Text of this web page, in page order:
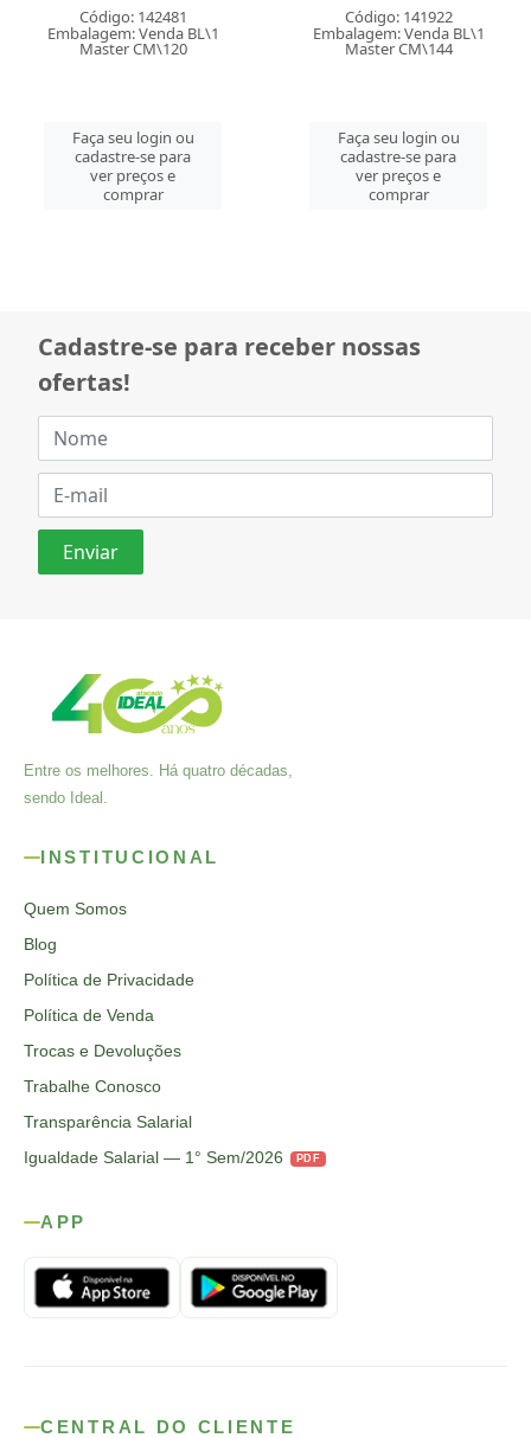
Código: 142481
Embalagem: Venda BL\1
Master CM\120
Faça seu login ou
cadastre-se para
ver preços e
comprar
Código: 141922
Embalagem: Venda BL\1
Master CM\144
Faça seu login ou
cadastre-se para
ver preços e
comprar
Cadastre-se para receber nossas
ofertas!
Entre os melhores. Há quatro décadas,
sendo Ideal.
INSTITUCIONAL
Quem Somos
Blog
Política de Privacidade
Política de Venda
Trocas e Devoluções
Trabalhe Conosco
Transparência Salarial
Igualdade Salarial — 1° Sem/2026
PDF
APP
CENTRAL DO CLIENTE